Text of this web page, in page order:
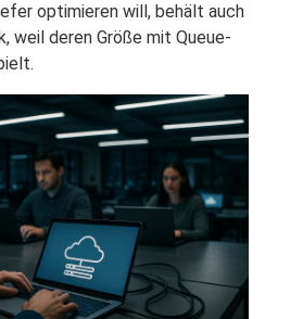
optimieren will, behält auch
weil deren Größe mit Queue-